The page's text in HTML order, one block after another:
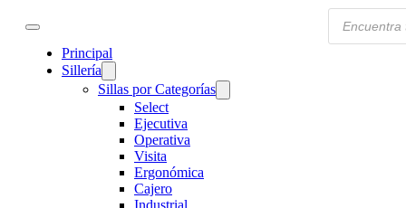
Principal
Sillería
Sillas por Categorías
Select
Ejecutiva
Operativa
Visita
Ergonómica
Cajero
Industrial
Products
search